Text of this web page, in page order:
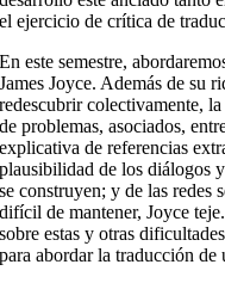
el ejercicio de crítica de
En este semestre,
James Joyce. Además de su
redescubrir colectivamente,
de problemas, asociados,
explicativa de referencias
plausibilidad de los diálogos
se construyen; y de las redes
difícil de mantener, Joyce
sobre estas y otras
para abordar la traducción de